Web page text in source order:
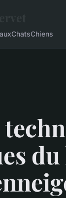
ChatsChiens